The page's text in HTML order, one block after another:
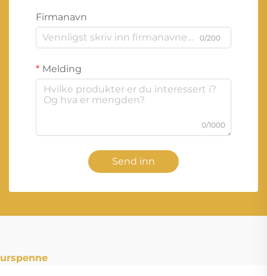
Firmanavn
0/200
Melding
0/1000
Send inn
urspenne